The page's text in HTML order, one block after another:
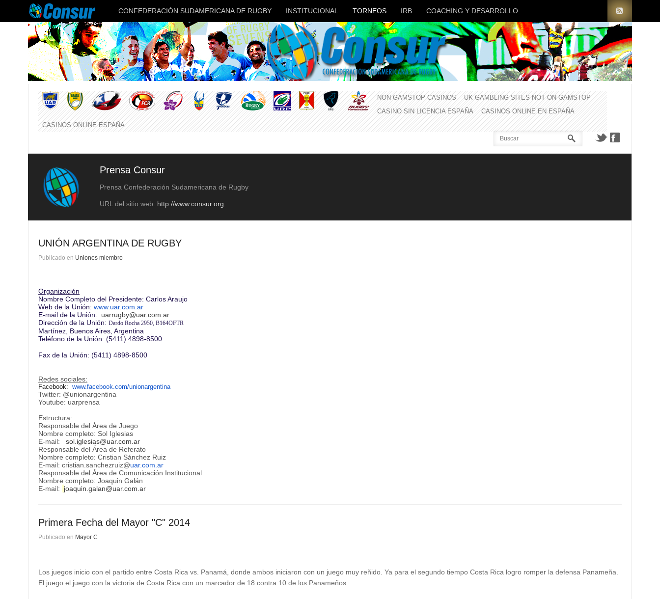
CONFEDERACIÓN SUDAMERICANA DE RUGBY INSTITUCIONAL TORNEOS IRB COACHING Y DESARROLLO
NON GAMSTOP CASINOS
UK GAMBLING SITES NOT ON GAMSTOP
CASINO SIN LICENCIA ESPAÑA
CASINOS ONLINE EN ESPAÑA
CASINOS ONLINE ESPAÑA
Prensa Consur
Prensa Confederación Sudamericana de Rugby
URL del sitio web: http://www.consur.org
UNIÓN ARGENTINA DE RUGBY
Publicado en Uniones miembro
Organización
Nombre Completo del Presidente: Carlos Araujo
Web de la Unión: www.uar.com.ar
E-mail de la Unión:
uarrugby@uar.com.ar
Dirección de la Unión: Dardo Rocha 2950, B164OFTR
Martínez, Buenos Aires, Argentina
Teléfono de la Unión: (5411) 4898-8500
Fax de la Unión: (5411) 4898-8500
Redes sociales:
Facebook: www.facebook.com/unionargentina
Twitter: @unionargentina
Youtube: uarprensa
Estructura:
Responsable del Área de Juego
Nombre completo: Sol Iglesias
E-mail:
sol.iglesias@uar.com.ar
Responsable del Área de Referato
Nombre completo: Cristian Sánchez Ruiz
E-mail: cristian.sanchezruiz@uar.com. ar
Responsable del Área de Comunicación Institucional
Nombre completo: Joaquin Galán
E-mail:
joaquin.galan@uar.com.ar
Primera Fecha del Mayor "C" 2014
Publicado en Mayor C
Los juegos inicio con el partido entre Costa Rica vs. Panamá, donde ambos iniciaron con un juego muy reñido. Ya para el segundo tiempo Costa Rica logro romper la defensa Panameña.
El juego el juego con la victoria de Costa Rica con un marcador de 18 contra 10 de los Panameños.